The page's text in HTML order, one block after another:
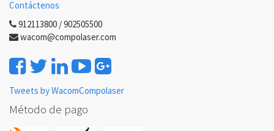
Contáctenos
912113800 / 902505500
wacom@compolaser.com
Tweets by WacomCompolaser
Método de pago